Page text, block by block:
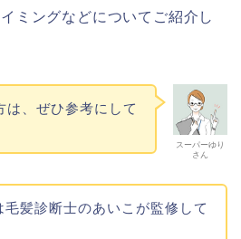
ミングなどについてご紹介し
スーパーゆり
さん
は、ぜひ参考にして
毛髪診断士のあいこが監修して